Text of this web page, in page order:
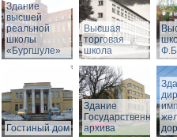
Здание
высшей
реальной
школы
«Бургшуле»
Высшая
торговая
школа
Гостиный дом
Здание
Государственного
архива